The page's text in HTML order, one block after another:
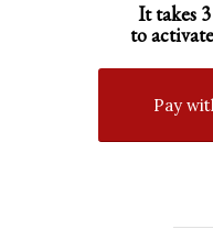
It takes
to
Pay